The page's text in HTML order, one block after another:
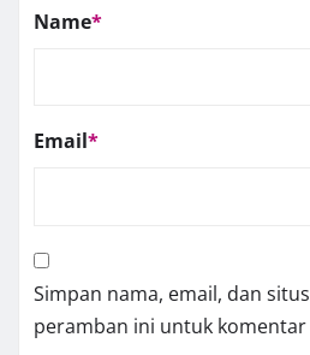
Name*
Email*
Simpan nama, email, dan
peramban ini untuk komentar